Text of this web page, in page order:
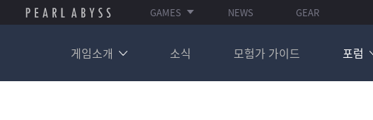
GAMES NEWS GEAR
게임소개 소식 모험가 가이드 포럼